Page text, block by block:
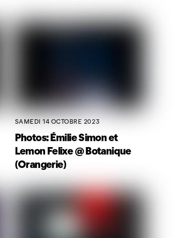
SAMEDI 14 OCTOBRE 2023
Photos: Émilie Simon et
Lemon Felixe @ Botanique
(Orangerie)